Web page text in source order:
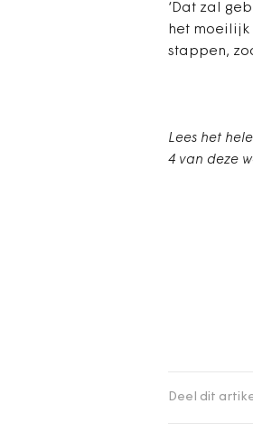
‘Dat zal
het
stappen,
Lees het
4 van deze
Deel dit